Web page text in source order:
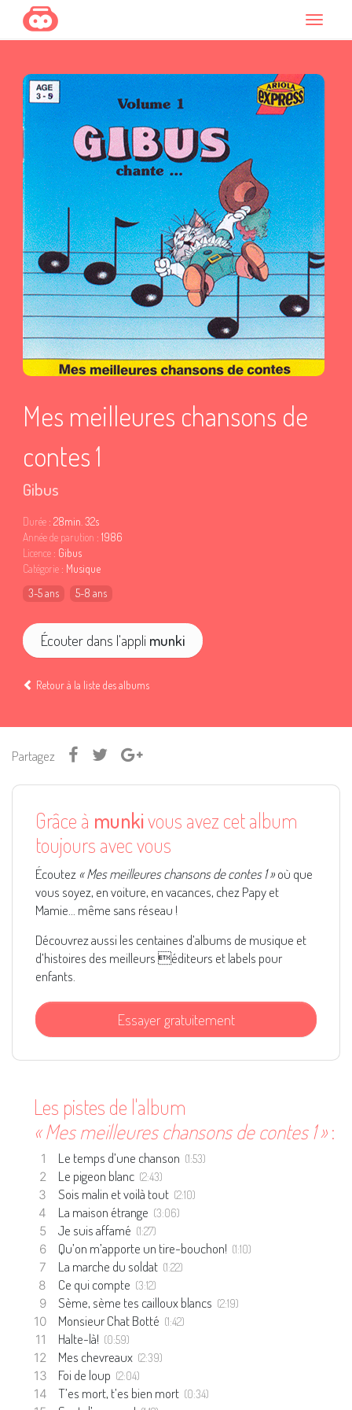
Mes meilleures chansons de
contes 1
Gibus
Durée : 28min. 32s
Année de parution : 1986
Licence : Gibus
Catégorie : Musique
3-5 ans
5-8 ans
Écouter dans l'appli munki
Retour à la liste des albums
Partagez
Grâce à munkivous avez cet album
toujours avec vous
Écoutez « Mes meilleures chansons de contes 1 »où que
vous soyez, en voiture, en vacances, chez Papy et
Mamie... même sans réseau !
Découvrez aussi les centaines d’albums de musique et
d’histoires des meilleurs éditeurs et labels pour
enfants.
Essayer gratuitement
Les pistes de l'album
« Mes meilleures chansons de contes 1 »:
Le temps d’une chanson (1:53)
Le pigeon blanc (2:43)
Sois malin et voilà tout (2:10)
La maison étrange (3:06)
Je suis affamé (1:27)
Qu’on m’apporte un tire-bouchon! (1:10)
La marche du soldat (1:22)
Ce qui compte (3:12)
Sème, sème tes cailloux blancs (2:19)
Monsieur Chat Botté (1:42)
Halte-là! (0:59)
Mes chevreaux (2:39)
Foi de loup (2:04)
T’es mort, t’es bien mort (0:34)